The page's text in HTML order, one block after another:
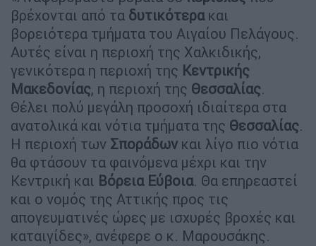
βρέχονται από τα δυτικότερακαι
βορειότερα τμήματα του Αιγαίου Πελάγους.
Αυτές είναι η περιοχή της Χαλκιδικής,
γενικότερα η περιοχή της Κεντρικής
Μακεδονίας, η περιοχή της Θεσσαλίας.
Θέλει πολύ μεγάλη προσοχή ιδιαίτερα στα
ανατολικά και νότια τμήματα της Θεσσαλίας.
Η περιοχή των Σποράδων και λίγο πιο νότια
θα φτάσουν τα φαινόμενα μέχρι και την
Κεντρική και Βόρεια Εύβοια. Θα επηρεαστεί
και ο νομός της Αττικής προς τις
απογευματινές ώρες με ισχυρές βροχές και
καταιγίδες», ανέφερε ο κ. Μαρουσάκης.